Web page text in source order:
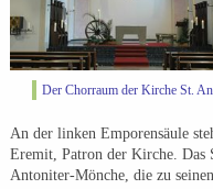
Der Chorraum der Kirche St.
An der linken Emporensäule
Eremit, Patron der Kirche. Das
Antoniter-Mönche, die zu